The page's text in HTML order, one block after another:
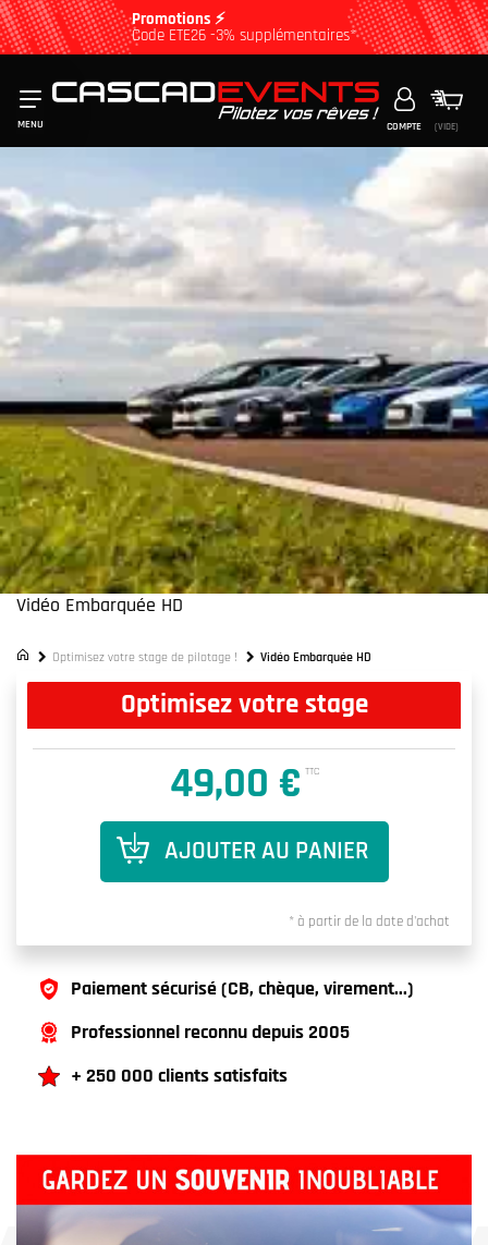
Promotions ⚡
Code ETE26 -3% supplémentaires*
MENU COMPTE (VIDE)
Vidéo Embarquée HD
Optimisez votre stage de pilotage ! Vidéo Embarquée HD
Optimisez votre stage
49,00 € TTC
AJOUTER AU PANIER
* à partir de la date d'achat
Paiement sécurisé (CB, chèque, virement...)
Professionnel reconnu depuis 2005
+ 250 000 clients satisfaits